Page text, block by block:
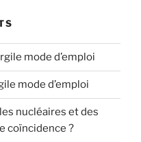
mode d’emploi
mode d’emploi
nucléaires et des
coïncidence ?